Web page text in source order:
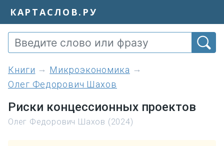
КАРТАСЛОВ.РУ
книги
Микроэкономика
Олег Федорович Шахов
Риски концессионных проектов
Олег Федорович Шахов (2024)